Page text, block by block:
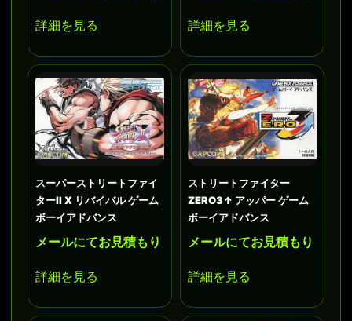
詳細を見る 詳細を見る
スーパーストリートファイ
ターII X リバイバル ゲーム
ボーイアドバンス
メールにてお見積もり
詳細を見る
ストリートファイター
ZERO3↑ アッパー ゲーム
ボーイアドバンス
メールにてお見積もり
詳細を見る